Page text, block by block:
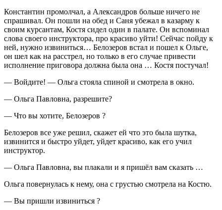
Константин промолчал, а Александров больше ничего не
спрашивал. Он пошли на обед и Саня убежал в казарму к
своим курсантам, Костя сидел один в палате. Он вспоминал
слова своего инструктора, про красиво уйти! Сейчас пойду к
ней, нужно извиниться… Белозеров встал и пошел к Ольге,
он шел как на расстрел, но только в его случае привести
исполнение приговора должна была она … Костя постучал!
— Войдите! — Ольга стояла спиной и смотрела в окно.
— Ольга Павловна, разрешите?
— Что вы хотите, Белозеров ?
Белозеров все уже решил, скажет ей что это была шутка,
извинится и быстро уйдет, уйдет красиво, как его учил
инструктор.
— Ольга Павловна, вы плакали и я пришёл вам сказать …
Ольга повернулась к нему, она с грустью смотрела на Костю.
— Вы пришли извиниться ?